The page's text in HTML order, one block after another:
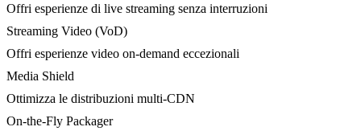
Offri esperienze di live streaming senza interruzioni
Streaming Video (VoD)
Offri esperienze video on-demand eccezionali
Media Shield
Ottimizza le distribuzioni multi-CDN
On-the-Fly Packager